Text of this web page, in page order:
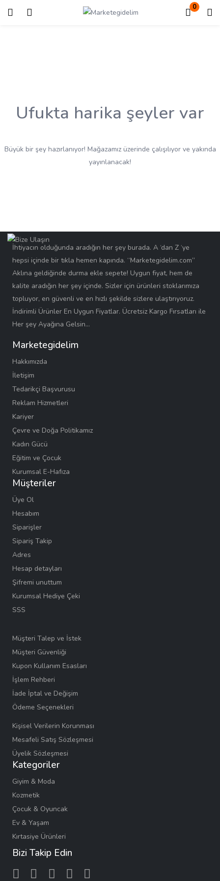
0
Giriş Kayıt ol
Ufukta harika şeyler var
Büyük bir şey hazırlanıyor! Mağazamız üzerinde çalışılıyor ve yakında
yayınlanacak!
İhtiyacın olduğunda aradığın her şey burada. A ‘dan Z ‘ye
hepsi içinde bir tıkla hemen kapında. “Marketegidelim.com”
Aklına geldiğinde durma ekle sepete! Uygun fiyat, hem de
kalite aradığın her şey içinde. Sizler için ürünleri stoklarımıza
topluyor, en güvenli ve en hızlı şekilde sizlere ulaştırıyoruz.
İndirimli Ürünler En Uygun Fiyatlar. Ücretsiz Kargo Fırsatları ile
Her şey Ayağına Gelsin…
Marketegidelim
Hakkımızda
İletişim
Tedarikçi Başvurusu
Reklam Hizmetleri
Kariyer
Çevre ve Doğa Politikamız
Kadın Gücü
Eğitim ve Çocuk
Kurumsal E-Hafıza
Müşteriler
Üye Ol
Hesabım
Siparişler
Sipariş Takip
Adres
Hesap detayları
Şifremi unuttum
Kurumsal Hediye Çeki
SSS
Müşteri Talep ve İstek
Müşteri Güvenliği
Kupon Kullanım Esasları
İşlem Rehberi
İade İptal ve Değişim
Ödeme Seçenekleri
Kişisel Verilerin Korunması
Mesafeli Satış Sözleşmesi
Üyelik Sözleşmesi
Kategoriler
Giyim & Moda
Kozmetik
Çocuk & Oyuncak
Ev & Yaşam
Kırtasiye Ürünleri
Bizi Takip Edin